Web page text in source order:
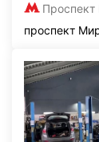
проспект